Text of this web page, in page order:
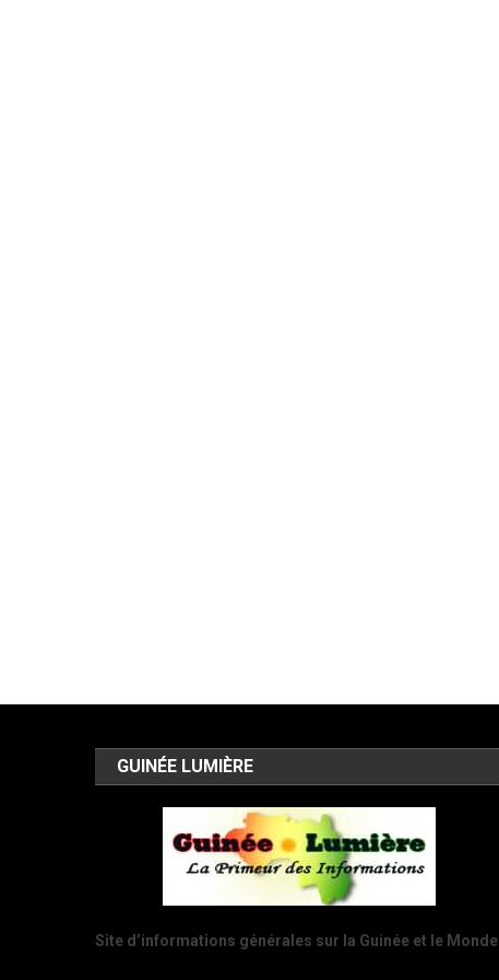
GUINÉE LUMIÈRE
Site d’informations générales sur la Guinée et le Monde